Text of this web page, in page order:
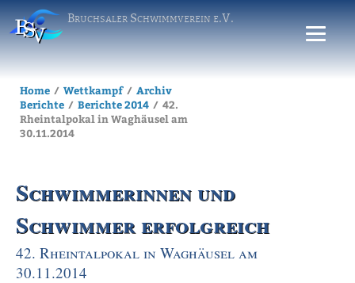
Bruchsaler Schwimmverein e.V.
Home Wettkampf
Archiv
Berichte
Berichte 2014
42.
Rheintalpokal in Waghäusel am
30.11.2014
Schwimmerinnen und
Schwimmer erfolgreich
42. Rheintalpokal in Waghäusel am
30.11.2014